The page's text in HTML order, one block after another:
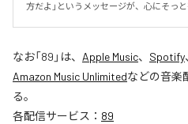
方だよ」というメッセージが、心にそっと
なお「89 」は、 Apple Music、 Spotify
Amazon Music Unlimitedなどの音楽
る。
各配信サービス： 89